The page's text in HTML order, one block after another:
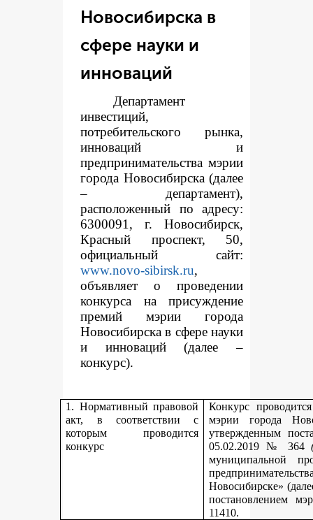
Новосибирска в
сфере науки и
инноваций
Департамент
инвестиций,
потребительского рынка,
инноваций и
предпринимательства мэрии
города Новосибирска (далее
– департамент),
расположенный по адресу:
6300091, г. Новосибирск,
Красный проспект, 50,
официальный сайт:
www.novo-sibirsk.ru,
объявляет о проведении
конкурса на присуждение
премий мэрии города
Новосибирска в сфере науки
и инноваций (далее –
конкурс).
1. Нормативный правовой
акт, в соответствии с
которым проводится
конкурс
Конкурс
мэрии города
утвержденным
05.02.2019 № 364
муниципальной
Новосибирске»
постановлением
11410.